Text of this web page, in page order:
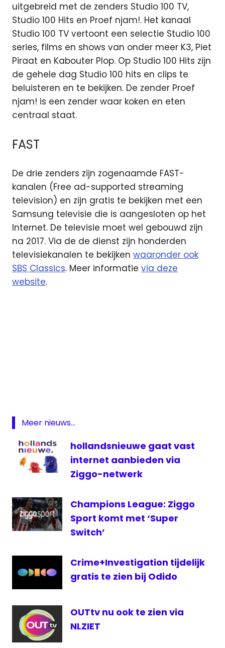
uitgebreid met de zenders Studio 100 TV,
Studio 100 Hits en Proef njam!. Het kanaal
Studio 100 TV vertoont een selectie Studio 100
series, films en shows van onder meer K3, Piet
Piraat en Kabouter Plop. Op Studio 100 Hits zijn
de gehele dag Studio 100 hits en clips te
beluisteren en te bekijken. De zender Proef
njam! is een zender waar koken en eten
centraal staat.
FAST
De drie zenders zijn zogenaamde FAST-
kanalen (Free ad-supported streaming
television) en zijn gratis te bekijken met een
Samsung televisie die is aangesloten op het
Internet. De televisie moet wel gebouwd zijn
na 2017. Via de de dienst zijn honderden
televisiekanalen te bekijken waaronder ook
SBS Classics. Meer informatie via deze
website.
Studio
televisie
Meer nieuws...
hollandsnieuwe gaat vast
internet aanbieden via
Ziggo-netwerk
Champions League: Ziggo
Sport komt met ‘Super
Switch’
Crime+Investigation tijdelijk
gratis te zien bij Odido
OUTtv nu ook te zien via
NLZIET